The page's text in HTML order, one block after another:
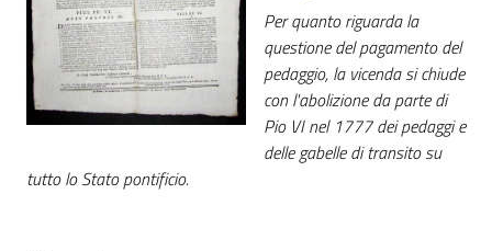
Per quanto riguarda la
questione del pagamento del
pedaggio, la vicenda si chiude
con l'abolizione da parte di
Pio VI nel 1777 dei pedaggi e
delle gabelle di transito su
tutto lo Stato pontificio.